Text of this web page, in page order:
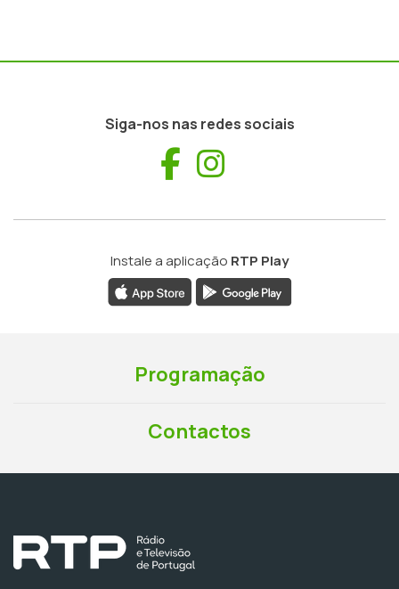
Siga-nos nas redes sociais
Facebook
Instale a aplicação RTP Play
Programação
Contactos